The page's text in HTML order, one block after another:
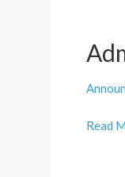
for
2024-
Read